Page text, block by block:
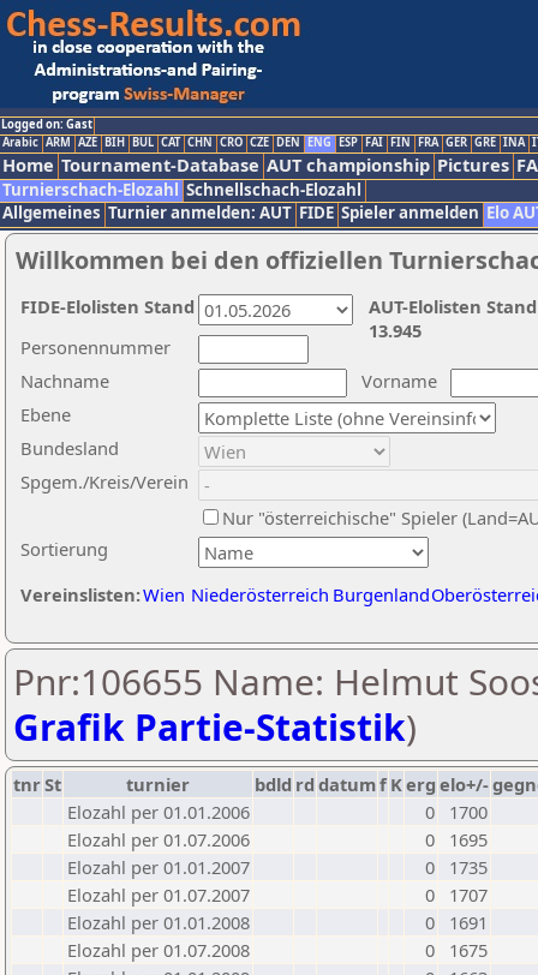
Logged on: Gast
Arabic ARM AZE BIH BUL CAT CHN CRO CZE DEN ENG ESP FAI FIN FRA GER GRE INA
Home Tournament-Database AUT championship Pictures
Turnierschach-Elozahl Schnellschach-Elozahl
Allgemeines Turnier anmelden: AUT FIDE Spieler anmelden Elo
Willkommen bei den offiziellen
Nachname
Vorname
Ebene
Sortierung
Personennummer
Bundesland
Spgem./Kreis/Verein
Nur "österreichische" Spieler
Vereinslisten:Wien Niederösterreich Burgenland
AUT-Elolisten
13.945
FIDE-Elolisten Stand
Pnr:106655 Name: Helmut
Grafik Partie-Statistik)
tnrSt turnier bdld rd datumf Kerg elo+/-
Elozahl per 01.01.2006
0
1700
Elozahl per 01.07.2006
0
1695
Elozahl per 01.01.2007
0
1735
Elozahl per 01.07.2007
0
1707
Elozahl per 01.01.2008
0
1691
Elozahl per 01.07.2008
0
1675